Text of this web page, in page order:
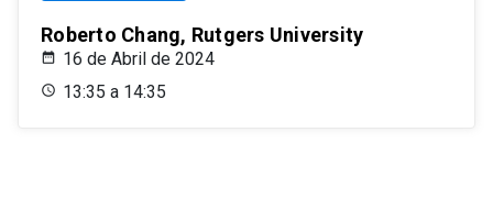
Roberto Chang, Rutgers University
16 de Abril de 2024
13:35 a 14:35